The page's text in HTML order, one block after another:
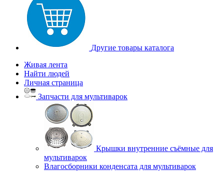
Другие товары каталога
Живая лента
Найти людей
Личная страница
Запчасти для мультиварок
Крышки внутренние съёмные для
мультиварок
Влагосборники конденсата для мультиварок